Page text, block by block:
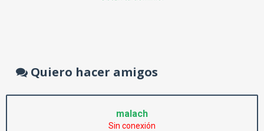
Quiero hacer amigos
malach
Sin conexión